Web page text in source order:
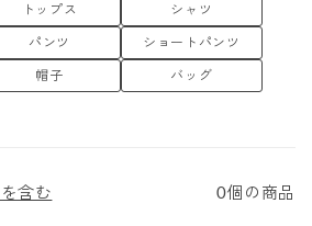
などという物とは少し異なる、 もっと身近
つ一つのパーソナルを追求。ブランドのスタ
その考えを伝えるために、いまよりもっと
バッグ
帽子
パンツ
シャツ
ショートパンツ
トップス
含む 0個の商品